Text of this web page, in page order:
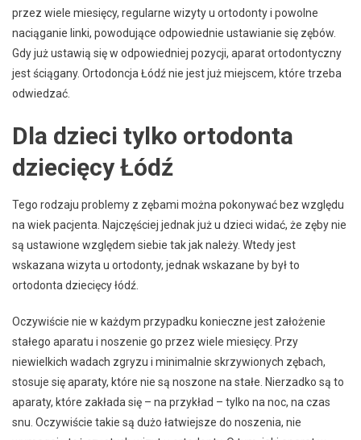
przez wiele miesięcy, regularne wizyty u ortodonty i powolne
naciąganie linki, powodujące odpowiednie ustawianie się zębów.
Gdy już ustawią się w odpowiedniej pozycji, aparat ortodontyczny
jest ściągany. Ortodoncja Łódź nie jest już miejscem, które trzeba
odwiedzać.
Dla dzieci tylko ortodonta
dziecięcy Łódź
Tego rodzaju problemy z zębami można pokonywać bez względu
na wiek pacjenta. Najczęściej jednak już u dzieci widać, że zęby nie
są ustawione względem siebie tak jak należy. Wtedy jest
wskazana wizyta u ortodonty, jednak wskazane by był to
ortodonta dziecięcy łódź.
Oczywiście nie w każdym przypadku konieczne jest założenie
stałego aparatu i noszenie go przez wiele miesięcy. Przy
niewielkich wadach zgryzu i minimalnie skrzywionych zębach,
stosuje się aparaty, które nie są noszone na stałe. Nierzadko są to
aparaty, które zakłada się – na przykład – tylko na noc, na czas
snu. Oczywiście takie są dużo łatwiejsze do noszenia, nie